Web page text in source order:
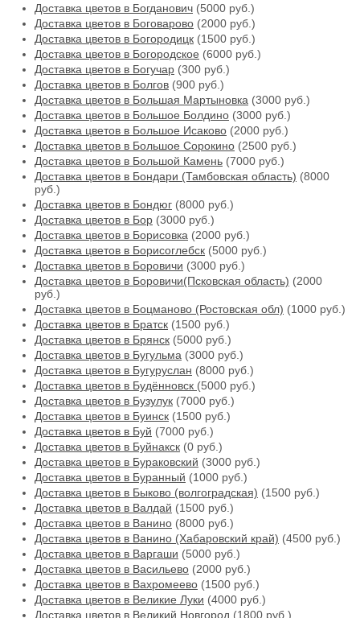
Доставка цветов в Богданович (5000 руб.)
Доставка цветов в Боговарово (2000 руб.)
Доставка цветов в Богородицк (1500 руб.)
Доставка цветов в Богородское (6000 руб.)
Доставка цветов в Богучар (300 руб.)
Доставка цветов в Болгов (900 руб.)
Доставка цветов в Большая Мартыновка (3000 руб.)
Доставка цветов в Большое Болдино (3000 руб.)
Доставка цветов в Большое Исаково (2000 руб.)
Доставка цветов в Большое Сорокино (2500 руб.)
Доставка цветов в Большой Камень (7000 руб.)
Доставка цветов в Бондари (Тамбовская область) (8000
руб.)
Доставка цветов в Бондюг (8000 руб.)
Доставка цветов в Бор (3000 руб.)
Доставка цветов в Борисовка (2000 руб.)
Доставка цветов в Борисоглебск (5000 руб.)
Доставка цветов в Боровичи (3000 руб.)
Доставка цветов в Боровичи(Псковская область) (2000
руб.)
Доставка цветов в Боцманово (Ростовская обл) (1000 руб.)
Доставка цветов в Братск (1500 руб.)
Доставка цветов в Брянск (5000 руб.)
Доставка цветов в Бугульма (3000 руб.)
Доставка цветов в Бугуруслан (8000 руб.)
Доставка цветов в Будённовск (5000 руб.)
Доставка цветов в Бузулук (7000 руб.)
Доставка цветов в Буинск (1500 руб.)
Доставка цветов в Буй (7000 руб.)
Доставка цветов в Буйнакск (0 руб.)
Доставка цветов в Бураковский (3000 руб.)
Доставка цветов в Буранный (1000 руб.)
Доставка цветов в Быково (волгоградская) (1500 руб.)
Доставка цветов в Валдай (1500 руб.)
Доставка цветов в Ванино (8000 руб.)
Доставка цветов в Ванино (Хабаровский край) (4500 руб.)
Доставка цветов в Варгаши (5000 руб.)
Доставка цветов в Васильево (2000 руб.)
Доставка цветов в Вахромеево (1500 руб.)
Доставка цветов в Великие Луки (4000 руб.)
Доставка цветов в Великий Новгород (1800 руб.)